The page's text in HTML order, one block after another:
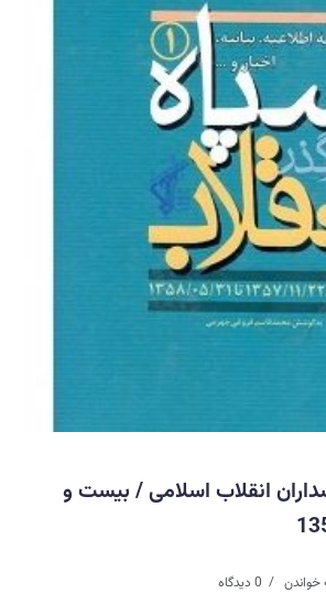
انقلاب اسلامی / بیست و
0 دیدگاه